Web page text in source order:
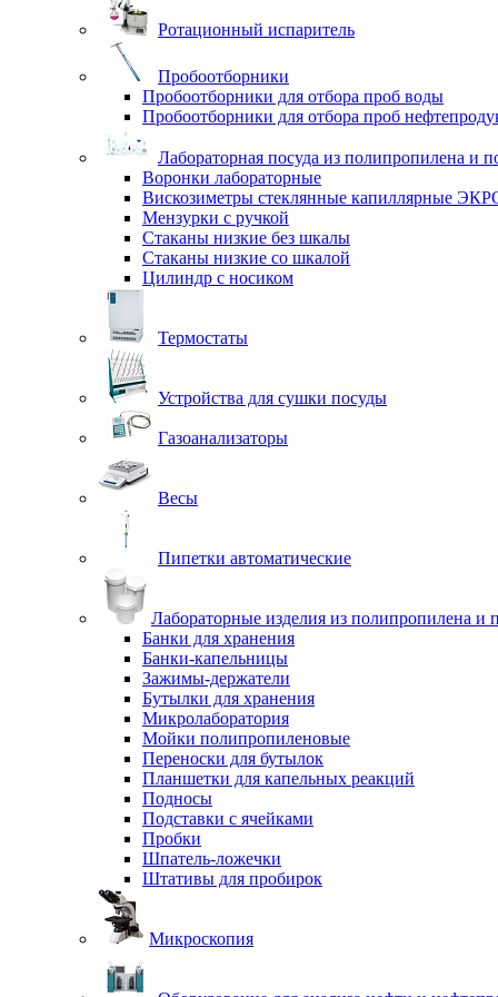
Ротационный испаритель
Пробоотборники
Пробоотборники для отбора проб воды
Пробоотборники для отбора проб
Лабораторная посуда из полипропилена и
Воронки лабораторные
Вискозиметры стеклянные капиллярные
Мензурки с ручкой
Стаканы низкие без шкалы
Стаканы низкие со шкалой
Цилиндр с носиком
Термостаты
Устройства для сушки посуды
Газоанализаторы
Весы
Пипетки автоматические
Лабораторные изделия из полипропилена и
Банки для хранения
Банки-капельницы
Зажимы-держатели
Бутылки для хранения
Микролаборатория
Мойки полипропиленовые
Переноски для бутылок
Планшетки для капельных реакций
Подносы
Подставки с ячейками
Пробки
Шпатель-ложечки
Штативы для пробирок
Микроскопия